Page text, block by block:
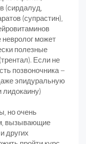
(сирдалуд,
(супрастин),
невролог может
полезные
Если не
позвоночника –
эпидуральную
лидокаину)
но очень
вызывающие
других